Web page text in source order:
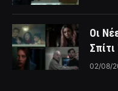
Οι
02/08/